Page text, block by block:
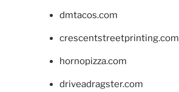
dmtacos.com
crescentstreetprinting.com
hornopizza.com
driveadragster.com